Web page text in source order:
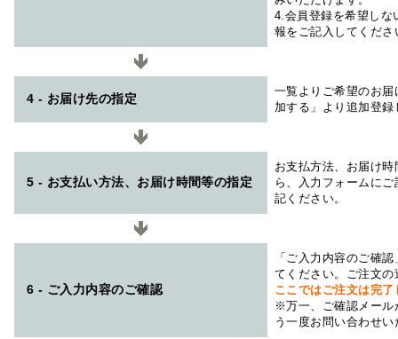
4.会員登録を希望しな
報をご記入してくださ
4 - お届け先の指定
一覧よりご希望のお
加する」より追加登
5 - お支払い方法、お届け時間等の指定
お支払方法、お届け
ら、入力フォームに
記ください。
6 - ご入力内容のご確認
「ご入力内容のご確
てください。ご注文
ここではご注文は完
※万一、ご確認メール
う一度お問い合わせ